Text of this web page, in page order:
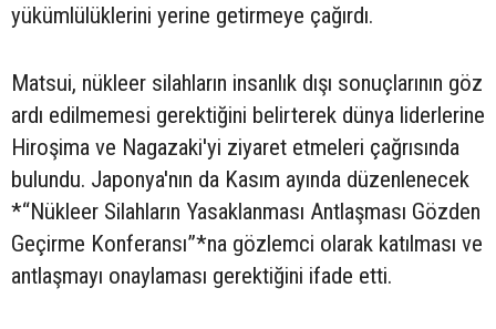
yükümlülüklerini yerine getirmeye çağırdı.
Matsui, nükleer silahların insanlık dışı sonuçlarının göz
ardı edilmemesi gerektiğini belirterek dünya liderlerine
Hiroşima ve Nagazaki'yi ziyaret etmeleri çağrısında
bulundu. Japonya'nın da Kasım ayında düzenlenecek
*“Nükleer Silahların Yasaklanması Antlaşması Gözden
Geçirme Konferansı”*na gözlemci olarak katılması ve
antlaşmayı onaylaması gerektiğini ifade etti.